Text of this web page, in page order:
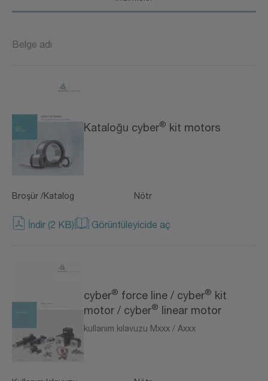
Belge adı
Kataloğu cyber® kit motors
Broşür /Katalog Nötr
İndir (2 KB) Görüntüleyicide aç
cyber® force line / cyber® kit
motor / cyber® linear motor
kullanım kılavuzu Mxxx / Axxx